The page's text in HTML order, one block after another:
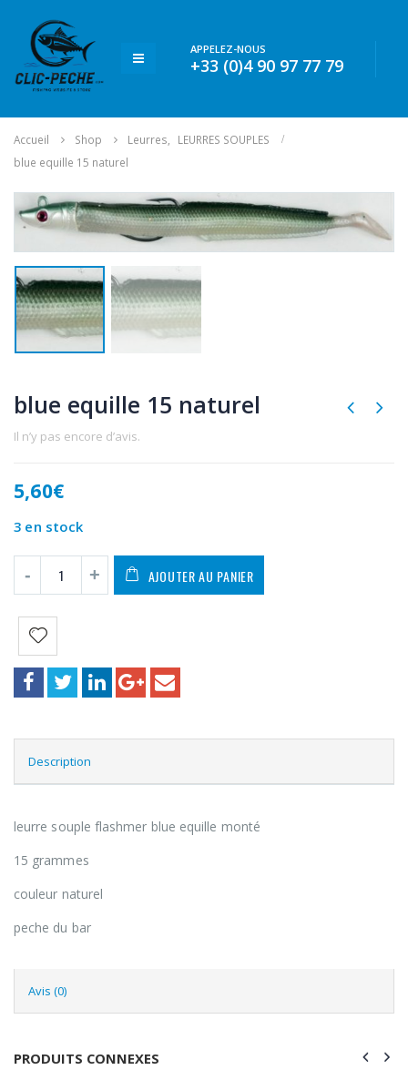
APPELEZ-NOUS
+33 (0)4 90 97 77 79
Accueil Shop Leurres
LEURRES SOUPLES
blue equille 15 naturel
blue equille 15 naturel
Il n’y pas encore d’avis.
5,60€
3 en stock
AJOUTER AU PANIER
Description
leurre souple flashmer blue equille monté
15 grammes
couleur naturel
peche du bar
Avis (0)
PRODUITS CONNEXES